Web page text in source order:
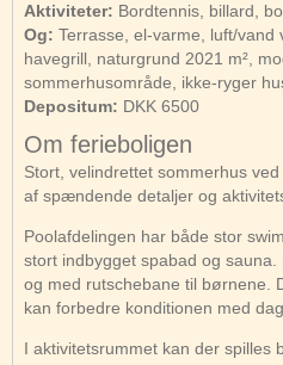
Aktiviteter: Bordtennis, billard,
Og: Terrasse, el-varme, luft/vand
havegrill, naturgrund 2021 m²,
sommerhusområde, ikke-ryger
Depositum: DKK 6500
Om ferieboligen
Stort, velindrettet sommerhus
af spændende detaljer og
Poolafdelingen har både stor
stort indbygget spabad og
og med rutschebane til børnene.
kan forbedre konditionen med
I aktivitetsrummet kan der spilles